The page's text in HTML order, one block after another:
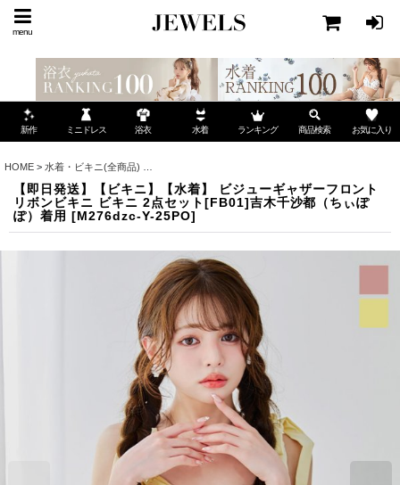
menu
新作 ミニドレス 浴衣 水着 ランキング 商品検索 お気に入り
HOME > 水着・ビキニ(全商品)
【即日発送】【ビキニ】【水着】 ビジューギャザーフロント
リボンビキニ ビキニ 2点セット[FB01]吉木千沙都（ちぃぽ
ぽ）着用 [M276dzc-Y-25PO]